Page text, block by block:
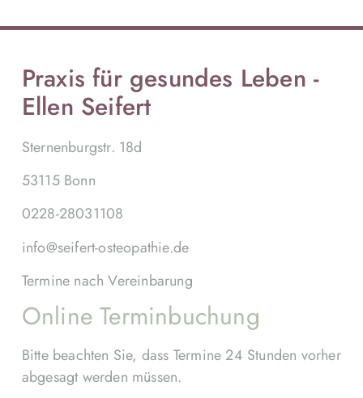
Praxis für gesundes Leben -
Ellen Seifert
Sternenburgstr. 18d
53115 Bonn
0228-28031108
info@seifert-osteopathie.de
Termine nach Vereinbarung
Online Terminbuchung
Bitte beachten Sie, dass Termine 24 Stunden vorher
abgesagt werden müssen.